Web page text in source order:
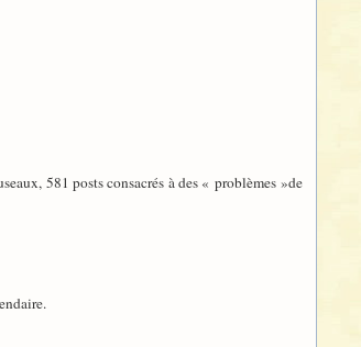
581 posts consacrés à des « problèmes »de